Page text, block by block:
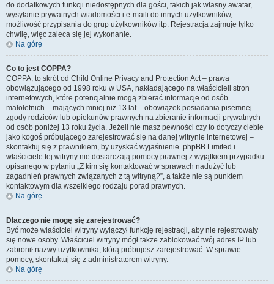
do dodatkowych funkcji niedostępnych dla gości, takich jak własny awatar,
wysyłanie prywatnych wiadomości i e-maili do innych użytkowników,
możliwość przypisania do grup użytkowników itp. Rejestracja zajmuje tylko
chwilę, więc zaleca się jej wykonanie.
Na górę
Co to jest COPPA?
COPPA, to skrót od Child Online Privacy and Protection Act – prawa
obowiązującego od 1998 roku w USA, nakładającego na właścicieli stron
internetowych, które potencjalnie mogą zbierać informacje od osób
małoletnich – mających mniej niż 13 lat – obowiązek posiadania pisemnej
zgody rodziców lub opiekunów prawnych na zbieranie informacji prywatnych
od osób poniżej 13 roku życia. Jeżeli nie masz pewności czy to dotyczy ciebie
jako kogoś próbującego zarejestrować się na danej witrynie internetowej –
skontaktuj się z prawnikiem, by uzyskać wyjaśnienie. phpBB Limited i
właściciele tej witryny nie dostarczają pomocy prawnej z wyjątkiem przypadku
opisanego w pytaniu „Z kim się kontaktować w sprawach nadużyć lub
zagadnień prawnych związanych z tą witryną?”, a także nie są punktem
kontaktowym dla wszelkiego rodzaju porad prawnych.
Na górę
Dlaczego nie mogę się zarejestrować?
Być może właściciel witryny wyłączył funkcję rejestracji, aby nie rejestrowały
się nowe osoby. Właściciel witryny mógł także zablokować twój adres IP lub
zabronił nazwy użytkownika, którą próbujesz zarejestrować. W sprawie
pomocy, skontaktuj się z administratorem witryny.
Na górę